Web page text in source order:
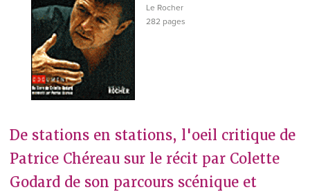
Le Rocher
282 pages
De stations en stations, l'oeil critique de
Patrice Chéreau sur le récit par Colette
Godard de son parcours scénique et